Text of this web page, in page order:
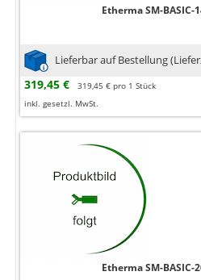
Etherma SM-BASIC-
Lieferbar auf Bestellung
319,45 €
319,45 € pro 1 Stück
inkl. gesetzl. MwSt.
Etherma SM-BASIC-